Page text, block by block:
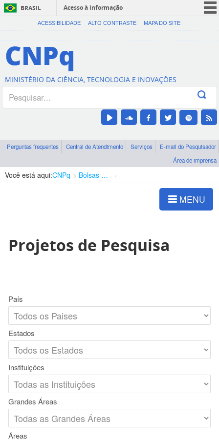
BRASIL
Acesso à informação
CORONAVÍRUS (COVID-19)
Canais
ACESSIBILIDADE ALTO CONTRASTE MAPA DO SITE
CNPq
MINISTÉRIO DA CIÊNCIA, TECNOLOGIA E INOVAÇÕES
Perguntas frequentes Central de Atendimento Serviços
E-mail do Pesquisador
Área de imprensa
Você está aqui:CNPq Bolsas e Auxílios Vigentes
MENU
Projetos de Pesquisa
País
Estados
Instituições
Grandes Áreas
Áreas